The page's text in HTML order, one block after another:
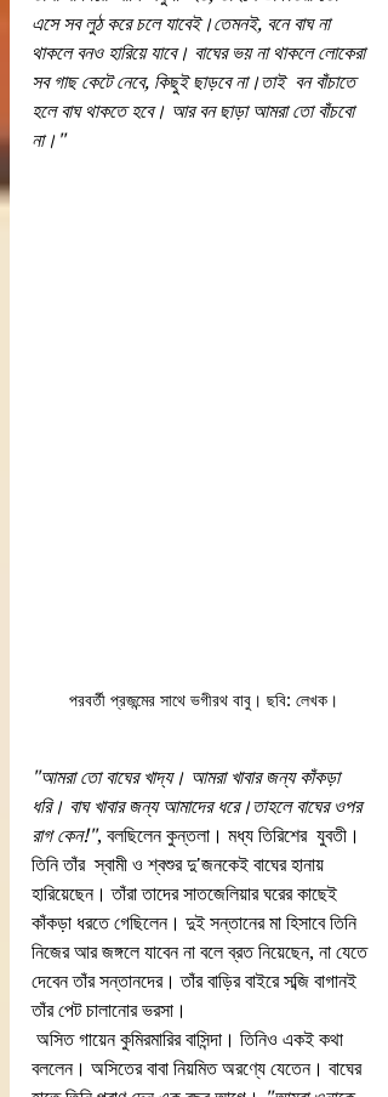
এসে সব লুঠ করে চলে যাবেই।তেমনই, বনে বাঘ না
থাকলে বনও হারিয়ে যাবে। বাঘের ভয় না থাকলে লোকেরা
সব গাছ কেটে নেবে, কিছুই ছাড়বে না।তাই  বন বাঁচাতে
হলে বাঘ থাকতে হবে। আর বন ছাড়া আমরা তো বাঁচবো
না।"
পরবর্তী প্রজন্মের সাথে ভগীরথ বাবু। ছবি: লেখক।
"আমরা তো বাঘের খাদ্য। আমরা খাবার জন্য কাঁকড়া
ধরি। বাঘ খাবার জন্য আমাদের ধরে।তাহলে বাঘের ওপর
রাগ কেন!", বলছিলেন কুন্তলা। মধ্য তিরিশের  যুবতী।
তিনি তাঁর  স্বামী ও শ্বশুর দু'জনকেই বাঘের হানায়
হারিয়েছেন। তাঁরা তাদের সাতজেলিয়ার ঘরের কাছেই
কাঁকড়া ধরতে গেছিলেন। দুই সন্তানের মা হিসাবে তিনি
নিজের আর জঙ্গলে যাবেন না বলে ব্রত নিয়েছেন, না যেতে
দেবেন তাঁর সন্তানদের। তাঁর বাড়ির বাইরে সব্জি বাগানই
তাঁর পেট চালানোর ভরসা।
বললেন। অসিতের বাবা নিয়মিত অরণ্যে যেতেন। বাঘের